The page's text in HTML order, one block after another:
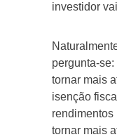
investidor
pergunta-
tornar mais
isenção
tornar mais